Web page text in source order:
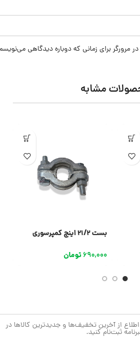
مرورگر برای زمانی که دوباره دیدگاهی
مشابه
بست 21/2 اینچ کمپرسوری
690,000تومان
از آخرین تخفیف‌ها و جدیدترین کالاها در
ثبت‌نام کنید.